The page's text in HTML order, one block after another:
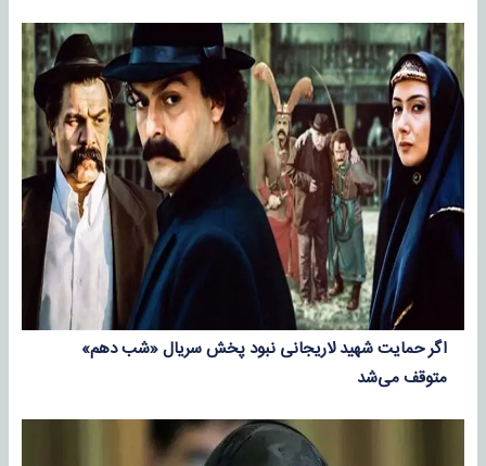
اگر حمایت شهید لاریجانی نبود پخش سریال «شب دهم»
متوقف می‌شد